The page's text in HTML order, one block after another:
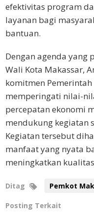
efektivitas program
layanan bagi
bantuan.
Dengan agenda yang
Wali Kota Makassar,
komitmen
memperingati nilai-
percepatan ekonomi
mendukung kegiatan
Kegiatan tersebut
manfaat yang nyata
meningkatkan
Ditag Pemkot
Posting Terkait